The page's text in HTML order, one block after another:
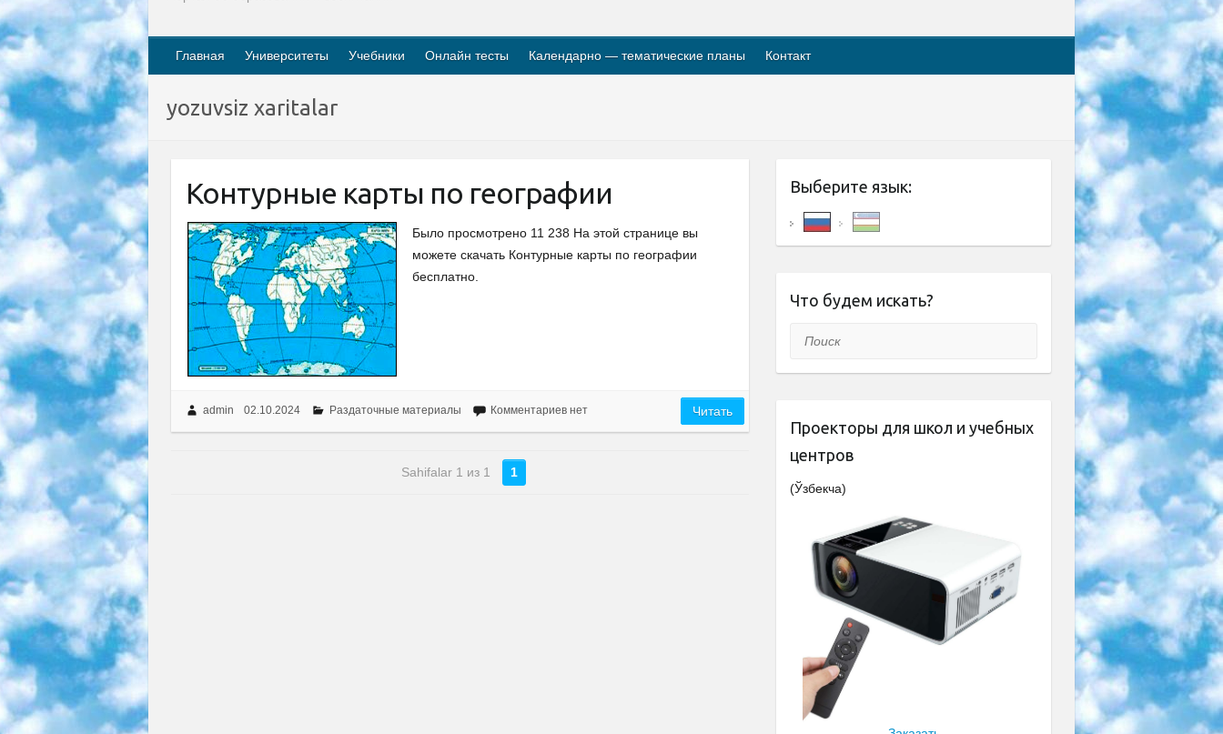
Главная Университеты Учебники Онлайн тесты Календарно — тематические планы Контакт
yozuvsiz xaritalar
Контурные карты по географии
Было просмотрено 11 238 На этой странице вы
можете скачать Контурные карты по географии
бесплатно.
admin 02.10.2024 Раздаточные материалы Комментариев нет Читать
Sahifalar 1 из 1 1
Выберите язык:
Что будем искать?
Поиск
Проекторы для школ и учебных
центров
(Ўзбекча)